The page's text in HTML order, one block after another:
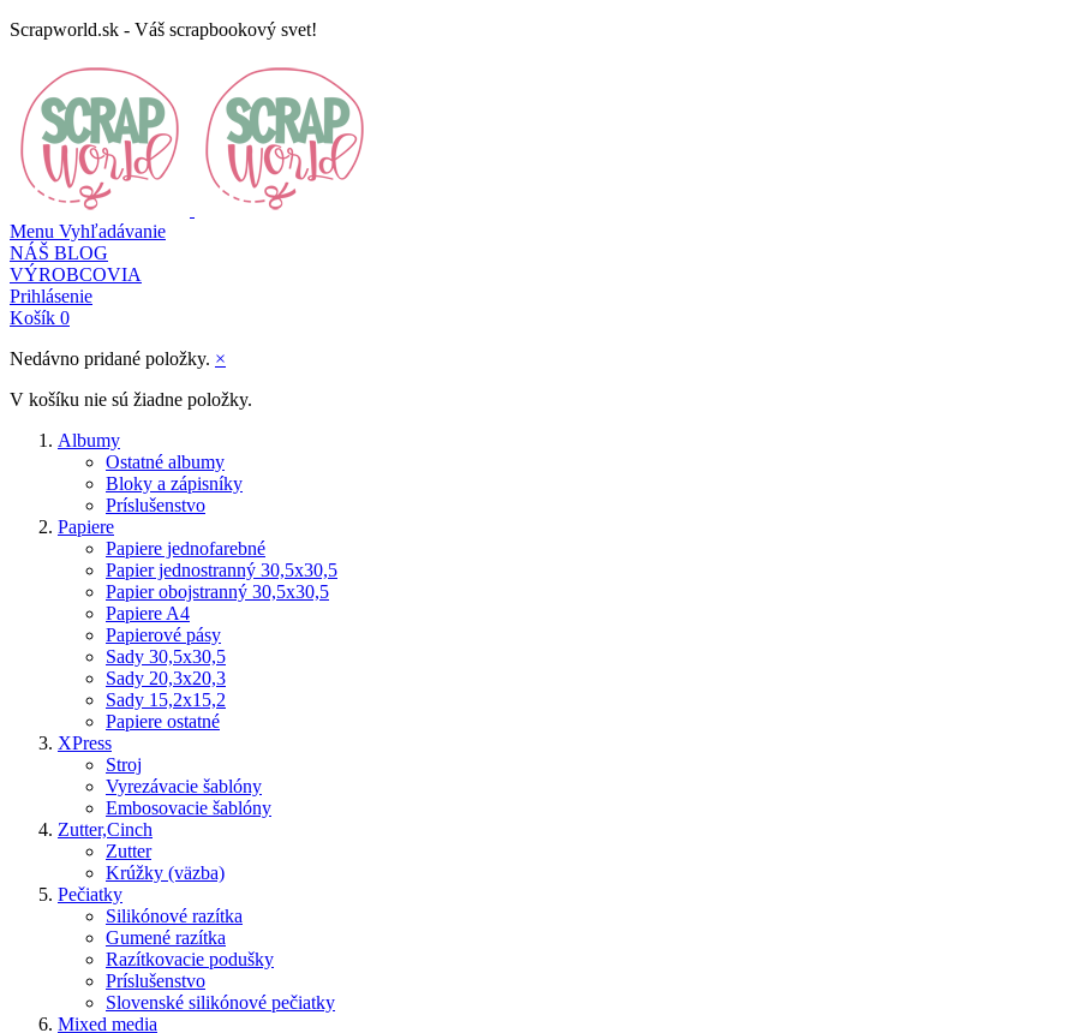
Scrapworld.sk - Váš scrapbookový svet!
Menu Vyhľadávanie
NÁŠ BLOG
VÝROBCOVIA
Prihlásenie
Košík 0
Nedávno pridané položky. ×
V košíku nie sú žiadne položky.
Albumy
Ostatné albumy
Bloky a zápisníky
Príslušenstvo
Papiere
Papiere jednofarebné
Papier jednostranný 30,5x30,5
Papier obojstranný 30,5x30,5
Papiere A4
Papierové pásy
Sady 30,5x30,5
Sady 20,3x20,3
Sady 15,2x15,2
Papiere ostatné
XPress
Stroj
Vyrezávacie šablóny
Embosovacie šablóny
Zutter,Cinch
Zutter
Krúžky (väzba)
Pečiatky
Silikónové razítka
Gumené razítka
Razítkovacie podušky
Príslušenstvo
Slovenské silikónové pečiatky
Mixed media